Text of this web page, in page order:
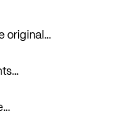
original…